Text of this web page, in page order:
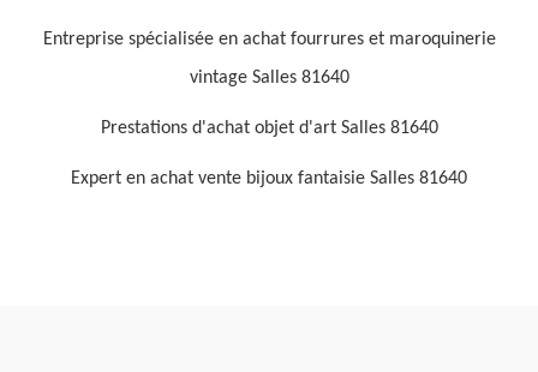
Entreprise spécialisée en achat fourrures et maroquinerie
vintage Salles 81640
Prestations d'achat objet d'art Salles 81640
Expert en achat vente bijoux fantaisie Salles 81640